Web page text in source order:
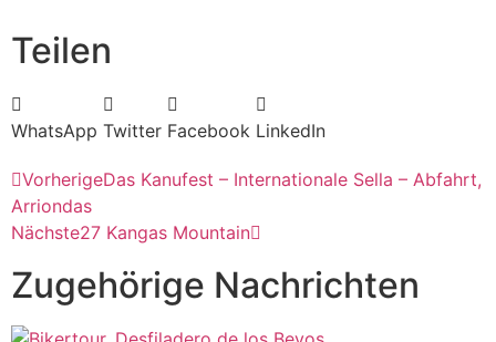
Teilen
WhatsApp Twitter Facebook LinkedIn
VorherigeDas Kanufest – Internationale Sella – Abfahrt,
Arriondas
Nächste27 Kangas Mountain
Zugehörige Nachrichten